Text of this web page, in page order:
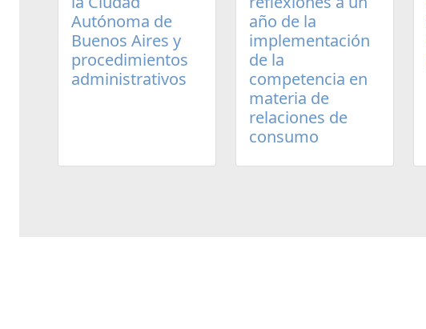
Autónoma de
Buenos Aires y
procedimientos
administrativos
año de la
implementación
de la
competencia en
materia de
relaciones de
consumo